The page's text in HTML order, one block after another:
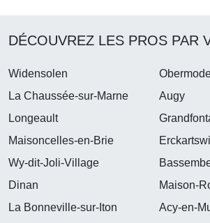
DÉCOUVREZ LES PROS PAR
Widensolen
La Chaussée-sur-Marne
Augy
Longeault
Maisoncelles-en-Brie
Wy-dit-Joli-Village
Dinan
Maison-
La Bonneville-sur-Iton
Acy-en-